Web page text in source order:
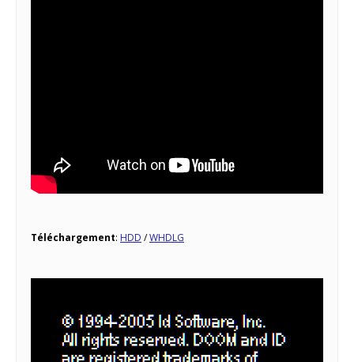
Téléchargement: HDD /WHDLG